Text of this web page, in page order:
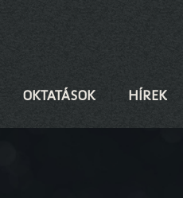
OKTATÁSOK HÍREK